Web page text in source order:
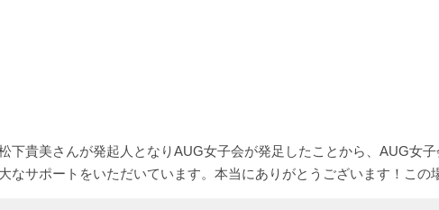
下貴美さんが発起人となりAUG女子会が発足したことから、AUG女
なサポートをいただいています。本当にありがとうございます！この